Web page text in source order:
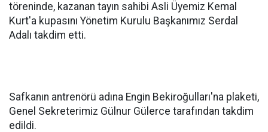
töreninde, kazanan tayın sahibi Asli Üyemiz Kemal
Kurt'a kupasını Yönetim Kurulu Başkanımız Serdal
Adalı takdim etti.
Safkanın antrenörü adına Engin Bekiroğulları'na plaketi,
Genel Sekreterimiz Gülnur Gülerce tarafından takdim
edildi.